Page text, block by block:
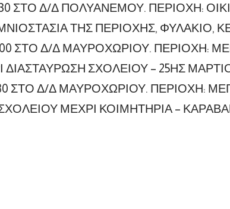
ΣΤΟ Δ/Δ ΠΟΛΥΑΝΕΜΟΥ. ΠΕΡΙΟΧΗ:
ΤΗΣ ΠΕΡΙΟΧΗΣ, ΦΥΛΑΚΙΟ,
ΣΤΟ Δ/Δ ΜΑΥΡΟΧΩΡΙΟΥ. ΠΕΡΙΟΧΗ:
ΣΧΟΛΕΙΟΥ – 25ΗΣ
ΣΤΟ Δ/Δ ΜΑΥΡΟΧΩΡΙΟΥ. ΠΕΡΙΟΧΗ:
ΜΕΧΡΙ ΚΟΙΜΗΤΗΡΙΑ –